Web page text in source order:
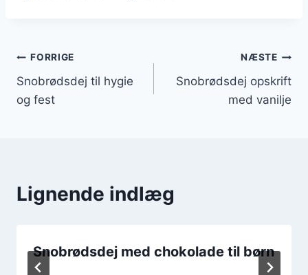
Indlægsnavigation
FORRIGE
Snobrødsdej til hygie
og fest
NÆSTE
Snobrødsdej opskrift
med vanilje
Lignende indlæg
Snobrødsdej med chokolade til børn